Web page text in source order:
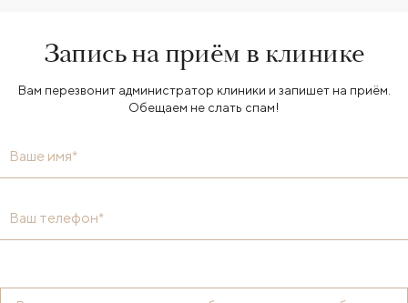
Запись на приём в клинике
Вам перезвонит администратор клиники и запишет на приём.
Обещаем не слать спам!
Ваше имя*
Ваш телефон*